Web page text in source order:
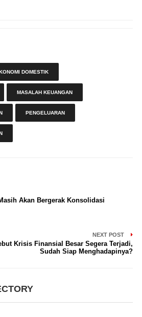
DOMESTIK
MASALAH KEUANGAN
PENGELUARAN
Akan Bergerak Konsolidasi
NEXT POST
Krisis Finansial Besar Segera Terjadi,
Sudah Siap Menghadapinya?